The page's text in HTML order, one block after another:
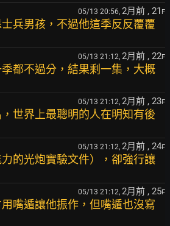
05/13 20:56, 2月前 , 21 F
兵男孩，不過他這季反反覆覆
05/13 21:12, 2月前 , 22F
都不過分，結果剩一集，大概
05/13 21:12, 2月前 , 23F
世界上最聰明的人在明知有後
05/13 21:12, 2月前 , 24F
力的光炮實驗文件），卻強行讓
05/13 21:12, 2月前 , 25F
嘴遁讓他振作，但嘴遁也沒寫